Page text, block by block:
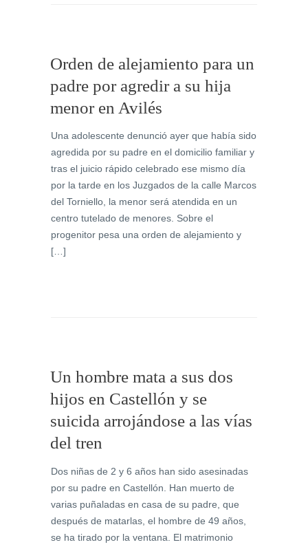
Orden de alejamiento para un
padre por agredir a su hija
menor en Avilés
Una adolescente denunció ayer que había sido
agredida por su padre en el domicilio familiar y
tras el juicio rápido celebrado ese mismo día
por la tarde en los Juzgados de la calle Marcos
del Torniello, la menor será atendida en un
centro tutelado de menores. Sobre el
progenitor pesa una orden de alejamiento y
[…]
Un hombre mata a sus dos
hijos en Castellón y se
suicida arrojándose a las vías
del tren
Dos niñas de 2 y 6 años han sido asesinadas
por su padre en Castellón. Han muerto de
varias puñaladas en casa de su padre, que
después de matarlas, el hombre de 49 años,
se ha tirado por la ventana. El matrimonio